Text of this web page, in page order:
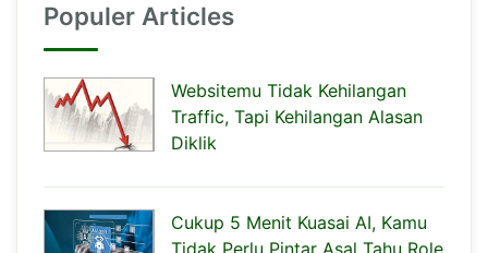
Populer Articles
Websitemu Tidak Kehilangan
Traffic, Tapi Kehilangan Alasan
Diklik
Cukup 5 Menit Kuasai AI, Kamu